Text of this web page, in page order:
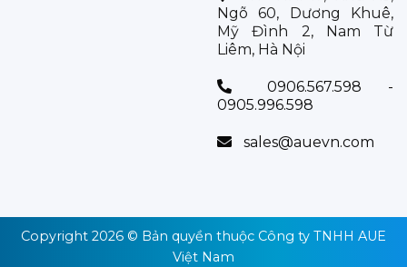
Ngõ 60, Dương Khuê,
Mỹ Đình 2, Nam Từ
Liêm, Hà Nội
0906.567.598 -
0905.996.598
sales@auevn.com
Copyright 2026 © Bản quyền thuộc Công ty TNHH AUE
Việt Nam